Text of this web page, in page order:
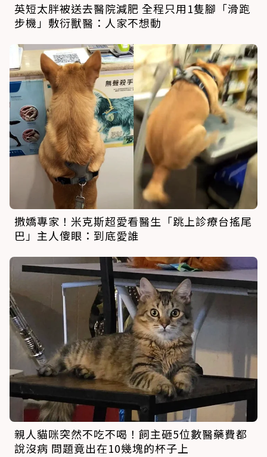
英短太胖被送去醫院減肥 全程只用1隻腳「滑跑
步機」敷衍獸醫：人家不想動
撒嬌專家！米克斯超愛看醫生「跳上診療台搖尾
巴」主人傻眼：到底愛誰
親人貓咪突然不吃不喝！飼主砸5位數醫藥費都
說沒病 問題竟出在10幾塊的杯子上